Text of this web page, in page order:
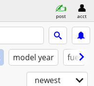
post acct
model year fuel
newest